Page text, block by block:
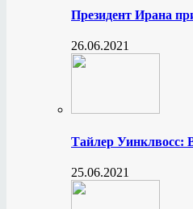
Президент Ирана
26.06.2021
Тайлер Уинклвосс:
25.06.2021